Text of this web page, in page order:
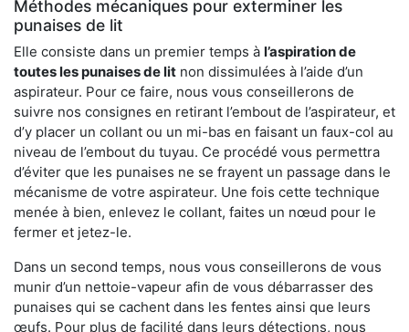
Méthodes mécaniques pour exterminer les
punaises de lit
Elle consiste dans un premier temps à l’aspiration de
toutes les punaises de lit non dissimulées à l’aide d’un
aspirateur. Pour ce faire, nous vous conseillerons de
suivre nos consignes en retirant l’embout de l’aspirateur, et
d’y placer un collant ou un mi-bas en faisant un faux-col au
niveau de l’embout du tuyau. Ce procédé vous permettra
d’éviter que les punaises ne se frayent un passage dans le
mécanisme de votre aspirateur. Une fois cette technique
menée à bien, enlevez le collant, faites un nœud pour le
fermer et jetez-le.
Dans un second temps, nous vous conseillerons de vous
munir d’un nettoie-vapeur afin de vous débarrasser des
punaises qui se cachent dans les fentes ainsi que leurs
œufs. Pour plus de facilité dans leurs détections, nous